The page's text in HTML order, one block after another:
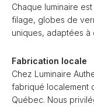
Chaque luminaire
filage, globes de
uniques, adaptées à
Fabrication locale
Chez Luminaire
fabriqué localement
Québec. Nous